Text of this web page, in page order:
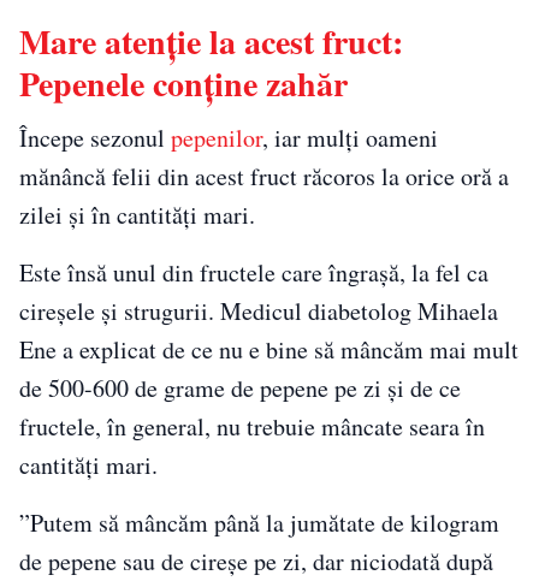
Mare atenție la acest fruct:
Pepenele conține zahăr
Începe sezonul pepenilor, iar mulți oameni
mănâncă felii din acest fruct răcoros la orice oră a
zilei și în cantități mari.
Este însă unul din fructele care îngrașă, la fel ca
cireșele și strugurii. Medicul diabetolog Mihaela
Ene a explicat de ce nu e bine să mâncăm mai mult
de 500-600 de grame de pepene pe zi și de ce
fructele, în general, nu trebuie mâncate seara în
cantități mari.
”Putem să mâncăm până la jumătate de kilogram
de pepene sau de cireșe pe zi, dar niciodată după